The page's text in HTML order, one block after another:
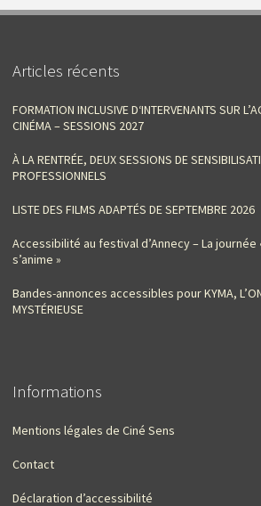
Articles récents
FORMATION INCLUSIVE D‘INTERVENANTS SUR
CINÉMA – SESSIONS 2027
À LA RENTRÉE, DEUX SESSIONS DE
PROFESSIONNELS
LISTE DES FILMS ADAPTÉS DE SEPTEMBRE 2026
Accessibilité au festival d’Annecy – La journée
s’anime »
Bandes-annonces accessibles pour KYMA,
MYSTÉRIEUSE
Informations
Mentions légales de Ciné Sens
Contact
Déclaration d’accessibilité